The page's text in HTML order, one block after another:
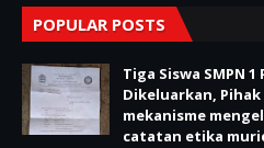
POPULAR POSTS
Tiga Siswa SMPN
Dikeluarkan,
mekanisme
catatan etika